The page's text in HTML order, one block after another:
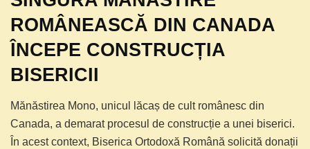
ROMÂNEASCĂ DIN CANADA
ÎNCEPE CONSTRUCȚIA
BISERICII
Mănăstirea Mono, unicul lăcaș de cult românesc din
Canada, a demarat procesul de construcție a unei biserici.
În acest context, Biserica Ortodoxă Română solicită donații